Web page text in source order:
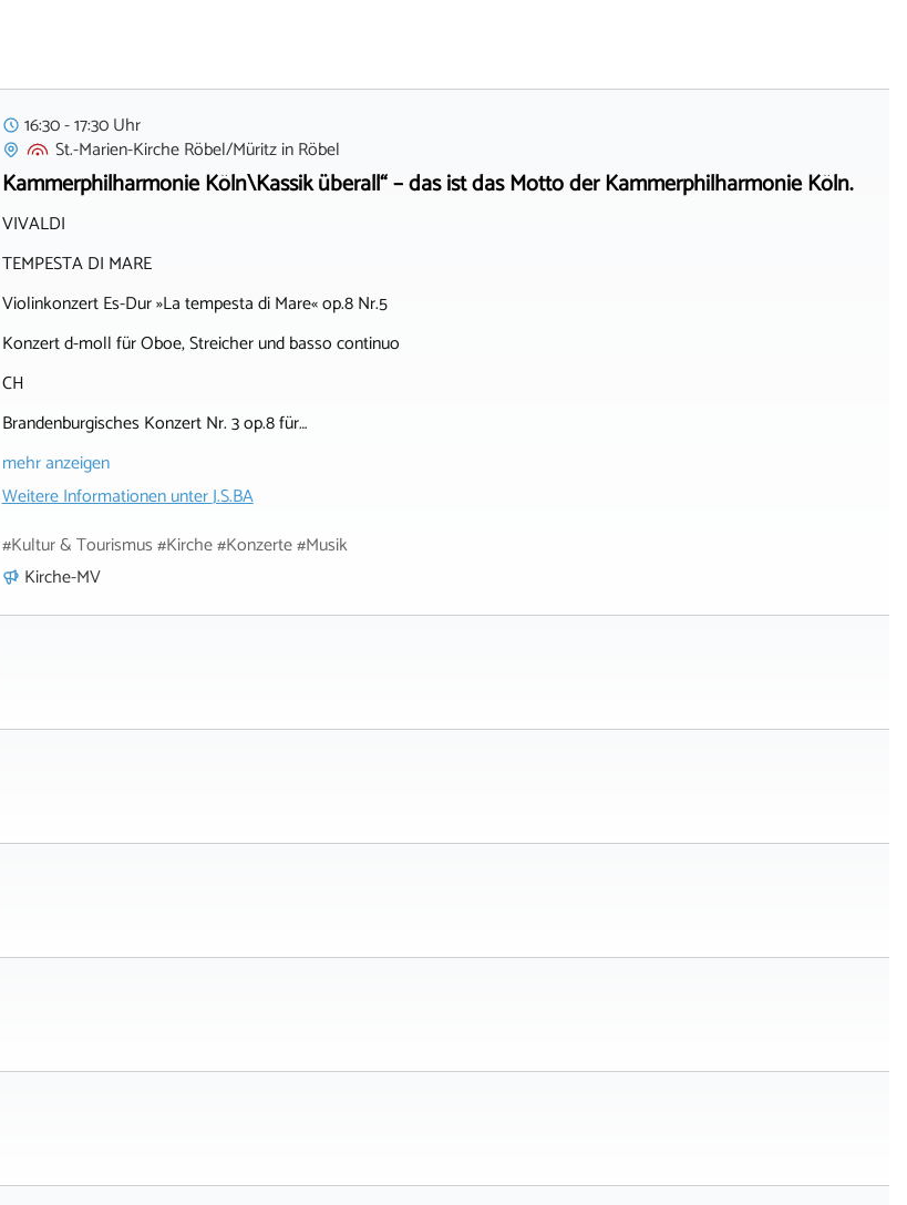
16:30 - 17:30 Uhr
St.-Marien-Kirche Röbel/MüritzinRöbel
Kammerphilharmonie Köln\Kassik überall“ – das ist das Motto der Kammerphilharmonie Köln.
VIVALDI
TEMPESTA DI MARE
Violinkonzert Es-Dur »La tempesta di Mare« op.8 Nr.5
Konzert d-moll für Oboe, Streicher und basso continuo
CH
Brandenburgisches Konzert Nr. 3 op.8 für…
mehr anzeigen
Weitere Informationen unterJ.S.BA
#Kultur & Tourismus #Kirche #Konzerte #Musik
Kirche-MV